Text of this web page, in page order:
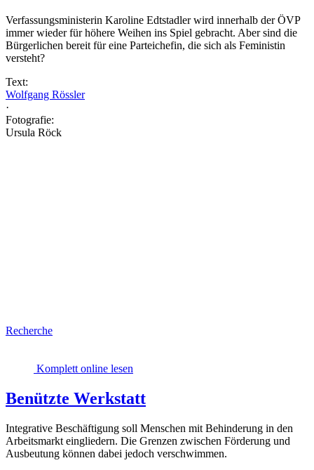
Verfassungsministerin Karoline Edtstadler wird innerhalb der ÖVP
immer wieder für höhere Weihen ins Spiel gebracht. Aber sind die
Bürgerlichen bereit für eine Parteichefin, die sich als Feministin
versteht?
Text:
Wolfgang Rössler
·
Fotografie:
Ursula Röck
Recherche
Komplett online lesen
Benützte Werkstatt
Integrative Beschäftigung soll Menschen mit Behinderung in den
Arbeitsmarkt eingliedern. Die Grenzen zwischen Förderung und
Ausbeutung können dabei jedoch verschwimmen.